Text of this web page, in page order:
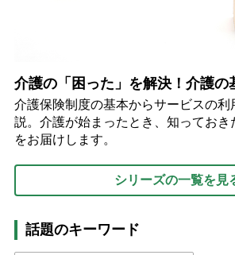
介護の「困った」を解決！介護の
介護保険制度の基本からサービスの利
説。介護が始まったとき、知っておき
をお届けします。
シリーズの一覧を見
話題のキーワード